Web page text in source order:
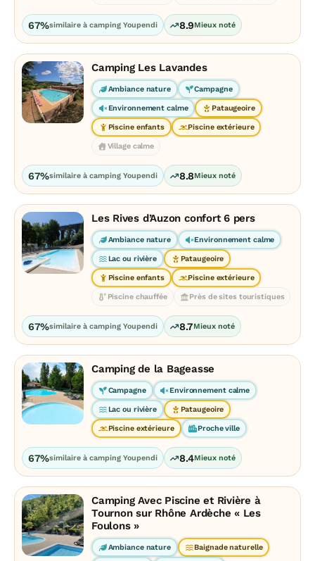
67%similaire à camping Youpendi 8.9Mieux noté
Camping Les Lavandes
Ambiance nature Campagne
Environnement calme Pataugeoire
Piscine enfants Piscine extérieure
Village calme
67%similaire à camping Youpendi 8.8Mieux noté
Les Rives d’Auzon confort 6 pers
Ambiance nature Environnement calme
Lac ou rivière Pataugeoire
Piscine enfants Piscine extérieure
Piscine chauffée Près de sites touristiques
67%similaire à camping Youpendi 8.7Mieux noté
Camping de la Bageasse
Campagne Environnement calme
Lac ou rivière Pataugeoire
Piscine extérieure Proche ville
67%similaire à camping Youpendi 8.4Mieux noté
Camping Avec Piscine et Rivière à
Tournon sur Rhône Ardèche « Les
Foulons »
Ambiance nature Baignade naturelle